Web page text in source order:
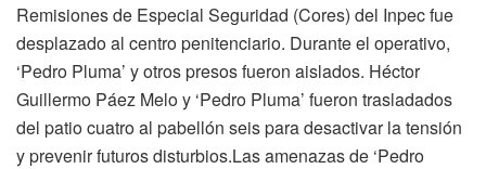
Remisiones de Especial Seguridad (Cores) del Inpec fue
desplazado al centro penitenciario. Durante el operativo,
‘Pedro Pluma’ y otros presos fueron aislados. Héctor
Guillermo Páez Melo y ‘Pedro Pluma’ fueron trasladados
del patio cuatro al pabellón seis para desactivar la tensión
y prevenir futuros disturbios.Las amenazas de ‘Pedro